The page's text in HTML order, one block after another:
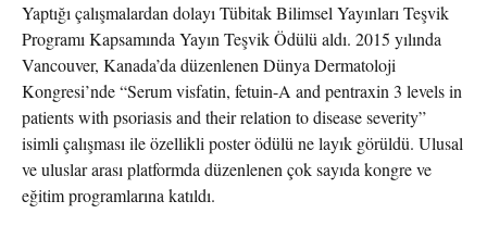
Yaptığı çalışmalardan dolayı Tübitak Bilimsel Yayınları Teşvik
Programı Kapsamında Yayın Teşvik Ödülü aldı. 2015 yılında
Vancouver, Kanada’da düzenlenen Dünya Dermatoloji
Kongresi’nde “Serum visfatin, fetuin-A and pentraxin 3 levels in
patients with psoriasis and their relation to disease severity”
isimli çalışması ile özellikli poster ödülü ne layık görüldü. Ulusal
ve uluslar arası platformda düzenlenen çok sayıda kongre ve
eğitim programlarına katıldı.